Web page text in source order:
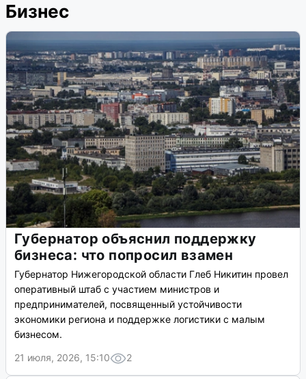
Бизнес
Губернатор объяснил поддержку
бизнеса: что попросил взамен
Губернатор Нижегородской области Глеб Никитин провел
оперативный штаб с участием министров и
предпринимателей, посвященный устойчивости
экономики региона и поддержке логистики с малым
бизнесом.
21 июля, 2026, 15:10
2